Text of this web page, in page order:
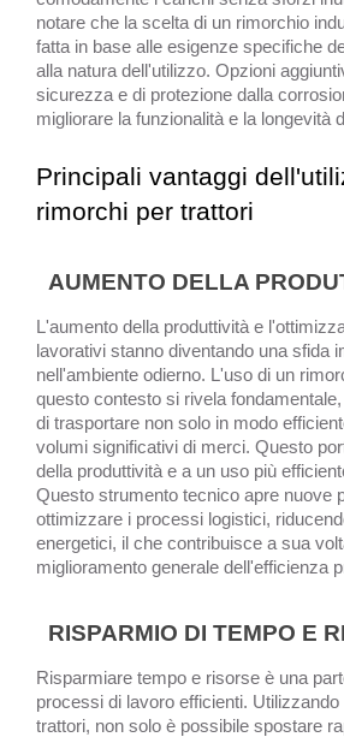
notare che la scelta di un rimorchio
fatta in base alle esigenze specifiche
alla natura dell'utilizzo. Opzioni
sicurezza e di protezione dalla
migliorare la funzionalità e la longevità
Principali vantaggi
rimorchi per trattori
AUMENTO DELLA
L'aumento della produttività e
lavorativi stanno diventando una sfida
nell'ambiente odierno. L'uso di un
questo contesto si rivela
di trasportare non solo in modo
volumi significativi di merci. Questo
della produttività e a un uso più
Questo strumento tecnico apre nuove
ottimizzare i processi logistici,
energetici, il che contribuisce a sua
miglioramento generale dell'efficienza
RISPARMIO DI TEMPO E
Risparmiare tempo e risorse è una
processi di lavoro efficienti.
trattori, non solo è possibile spostare